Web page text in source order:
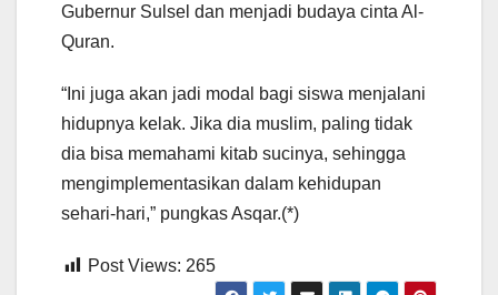
Gubernur Sulsel dan menjadi budaya cinta Al-
Quran.
“Ini juga akan jadi modal bagi siswa menjalani
hidupnya kelak. Jika dia muslim, paling tidak
dia bisa memahami kitab sucinya, sehingga
mengimplementasikan dalam kehidupan
sehari-hari,” pungkas Asqar.(*)
Post Views: 265